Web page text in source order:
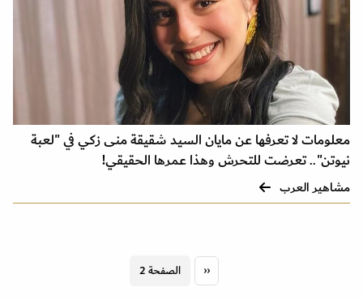
معلومات لا تعرفها عن مايان السيد شقيقة منى زكي في "لعبة
نيوتن".. تعرضت للتحرش وهذا عمرها الحقيقي!
مشاهير العرب
Previous
‹‹ الصفحة 2